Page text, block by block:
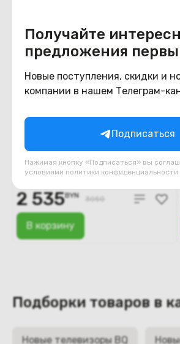
Получайте
предложения
Новые поступления, скидки и
компании в нашем Телеграм-
Подписаться
Нажимая кнопку «Подписаться» вы
условиями политики конфиденциальности
(Новый) MiniLED телевизор
TCL 55C7L
В наличии
В корзину
2 535BYN 3050
Подборки товаров в
Новые телевизоры BQ